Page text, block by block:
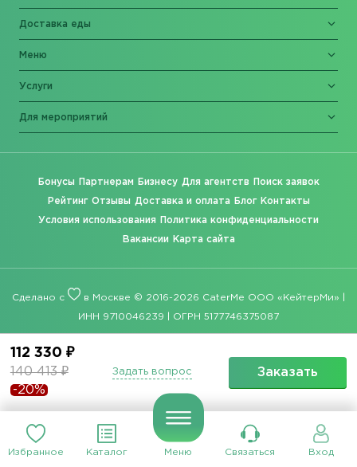
Избранное Каталог Меню Связаться Вход
112 330 ₽
140 413 ₽
-20%
Заказать
Задать вопрос
Доставка еды
Меню
Услуги
Для мероприятий
Бонусы Партнерам Бизнесу Для агентств Поиск заявок
Рейтинг Отзывы Доставка и оплата Блог Контакты
Условия использования Политика конфиденциальности
Вакансии Карта сайта
Сделано с в Москве © 2016-2026 CaterMe ООО «КейтерМи» |
ИНН 9710046239 | ОГРН 5177746375087